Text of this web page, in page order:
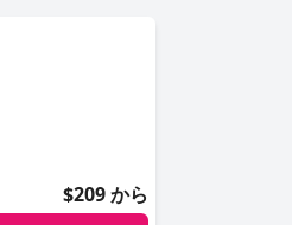
$209 から